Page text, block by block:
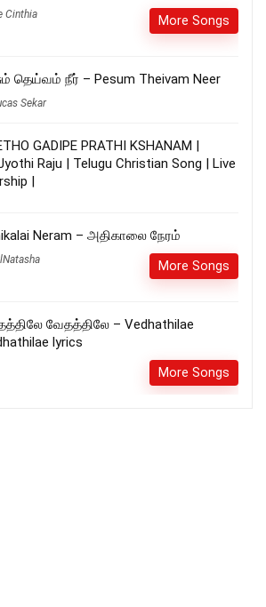
Cinthia More Songs
தெய்வம் நீர் – Pesum Theivam Neer
Sekar
GADIPE PRATHI KSHANAM |
Raju | Telugu Christian Song | Live
|
Neram – அதிகாலை நேரம்
More Songs
வேதத்திலே – Vedhathilae
lyrics
More Songs